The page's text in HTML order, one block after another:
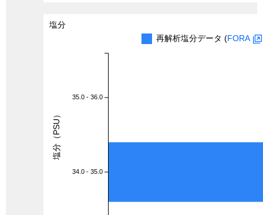
塩分
再解析塩分データ (FORA
35.0 - 36.0
34.0 - 35.0
塩分（PSU）